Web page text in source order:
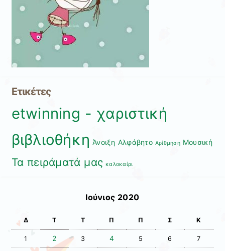
Ετικέτες
etwinning - χαριστική
βιβλιοθήκη Άνοιξη Αλφάβητο Αρίθμηση Μουσική
Τα πειράματά μας καλοκαίρι
Ιούνιος 2020
Δ Τ Τ Π Π Σ Κ
1 2 3 4 5 6 7